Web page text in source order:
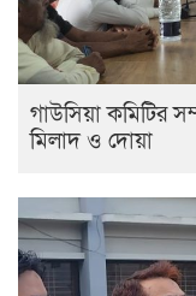
গাউসিয়া কমিটির
মিলাদ ও দোয়া